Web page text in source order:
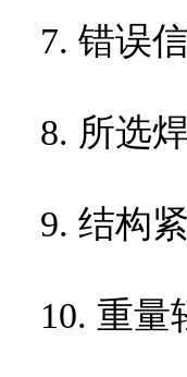
7. 错误
8. 所选
9. 结构
10. 重量